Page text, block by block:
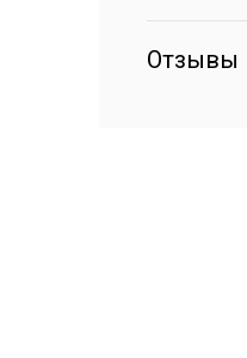
Отзывы